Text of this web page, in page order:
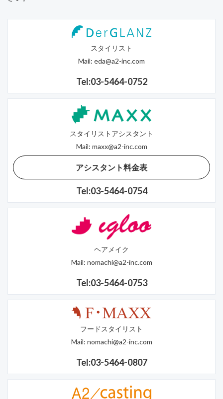
スタイリスト
Mail: eda@a2-inc.com
Tel:03-5464-0752
スタイリストアシスタント
Mail: maxx@a2-inc.com
アシスタント料金表
Tel:03-5464-0754
ヘアメイク
Mail: nomachi@a2-inc.com
Tel:03-5464-0753
フードスタイリスト
Mail: nomachi@a2-inc.com
Tel:03-5464-0807